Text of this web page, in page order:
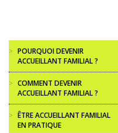
> POURQUOI DEVENIR
ACCUEILLANT FAMILIAL ?
> COMMENT DEVENIR
ACCUEILLANT FAMILIAL ?
> ÊTRE ACCUEILLANT FAMILIAL
EN PRATIQUE